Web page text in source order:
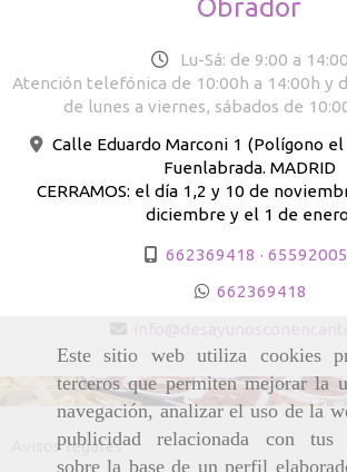
Este sitio web utiliza cookies
terceros que permiten mejorar la
navegación, analizar el uso de la
publicidad relacionada con tus
sobre la base de un perfil
Obrador
Lu-Sá: de 9:00 a 14:00
Atención telefónica de 10:00h a 14:00h y
de lunes a viernes, sábados de
Calle Eduardo Marconi 1 (Polígono
Fuenlabrada. MADRID
CERRAMOS: el día 1,2 y 10 de
diciembre y el 1 de
662369418 ·
662369418
Avisos legales